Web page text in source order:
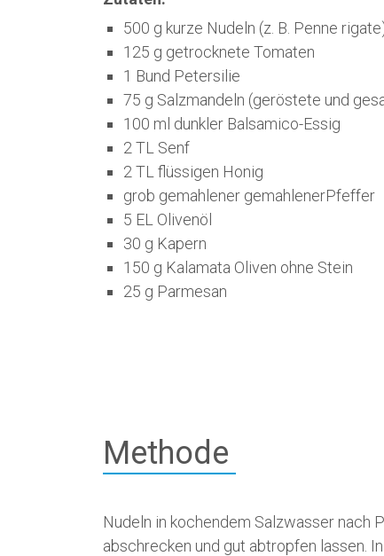
500 g kurze Nudeln (z. B. Penne
125 g getrocknete Tomaten
1 Bund Petersilie
75 g Salzmandeln (geröstete und
100 ml dunkler Balsamico-Essig
2 TL Senf
2 TL flüssigen Honig
grob gemahlener gemahlenerPfeffer
5 EL Olivenöl
30 g Kapern
150 g Kalamata Oliven ohne Stein
25 g Parmesan
Methode
Nudeln in kochendem Salzwasser nach
abschrecken und gut abtropfen lassen.